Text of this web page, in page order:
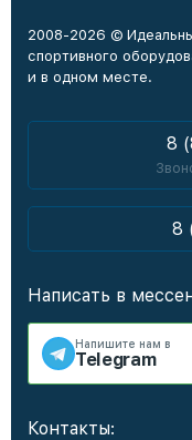
2008-2026 ©
спортивного
и в одном месте.
8
8
Написать в
Напишите нам в
Telegram
Контакты: